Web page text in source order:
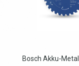
Bosch Akku-